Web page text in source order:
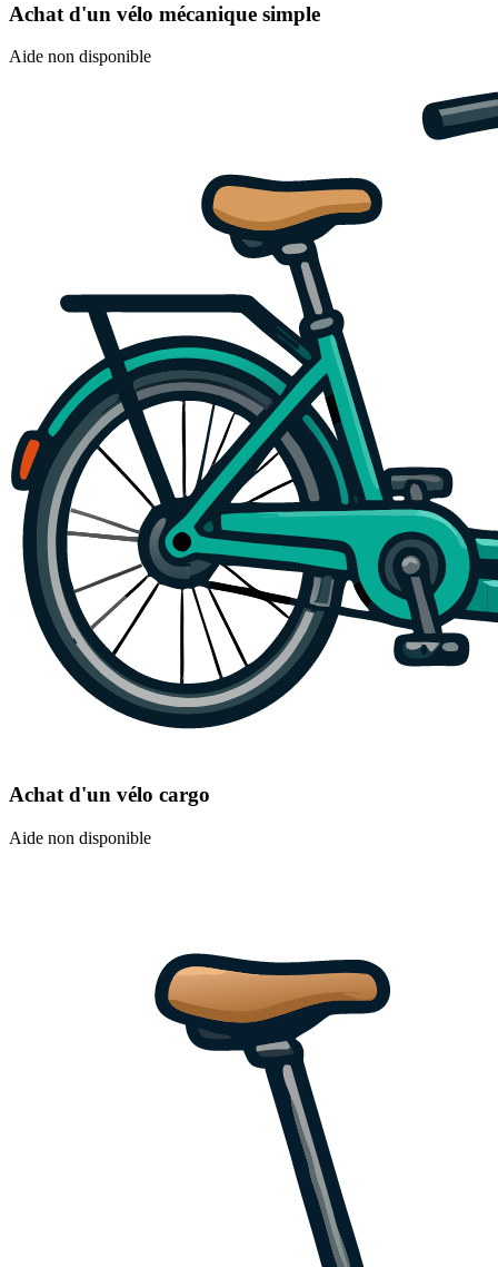
Achat d'un vélo mécanique simple
Aide non disponible
Achat d'un vélo cargo
Aide non disponible